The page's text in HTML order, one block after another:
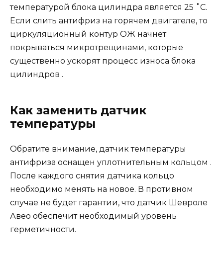
температурой блока цилиндра является 25 ˚С.
Если слить антифриз на горячем двигателе, то
циркуляционный контур ОЖ начнет
покрываться микротрещинами, которые
существенно ускорят процесс износа блока
цилиндров .
Как заменить датчик
температуры
Обратите внимание, датчик температуры
антифриза оснащен уплотнительным кольцом .
После каждого снятия датчика кольцо
необходимо менять на новое. В противном
случае не будет гарантии, что датчик Шевроле
Авео обеспечит необходимый уровень
герметичности.